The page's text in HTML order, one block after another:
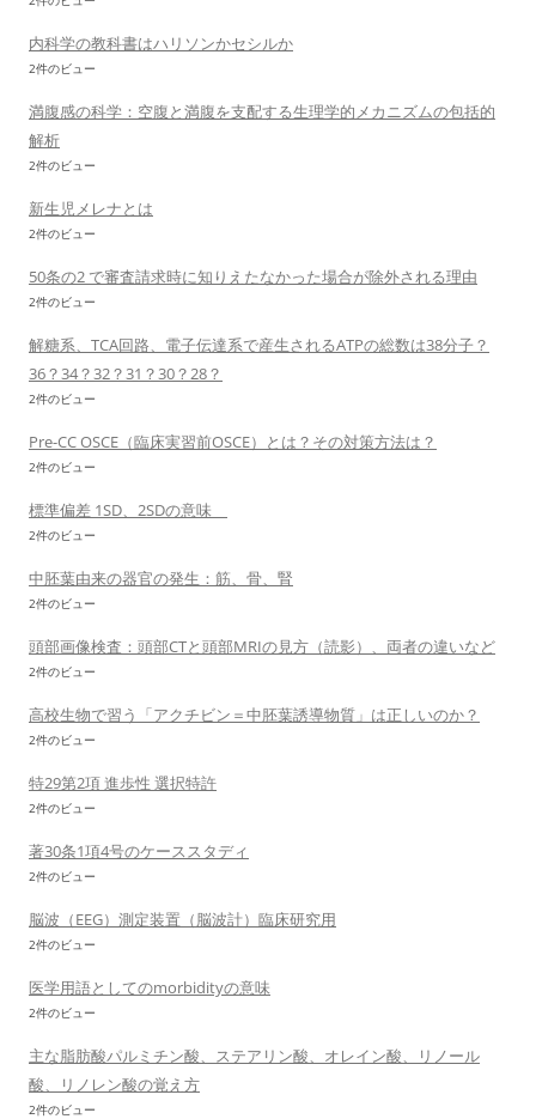
内科学の教科書はハリソンかセシルか
2件のビュー
満腹感の科学：空腹と満腹を支配する生理学的メカニズムの包括的
解析
2件のビュー
新生児メレナとは
2件のビュー
50条の2 で審査請求時に知りえたなかった場合が除外される理由
2件のビュー
解糖系、TCA回路、電子伝達系で産生されるATPの総数は38分子？
36？34？32？31？30？28？
2件のビュー
Pre-CC OSCE（臨床実習前OSCE）とは？その対策方法は？
2件のビュー
標準偏差 1SD、2SDの意味
2件のビュー
中胚葉由来の器官の発生：筋、骨、腎
2件のビュー
頭部画像検査：頭部CTと頭部MRIの見方（読影）、両者の違いなど
2件のビュー
高校生物で習う「アクチビン＝中胚葉誘導物質」は正しいのか？
2件のビュー
特29第2項 進歩性 選択特許
2件のビュー
著30条1項4号のケーススタディ
2件のビュー
脳波（EEG）測定装置（脳波計）臨床研究用
2件のビュー
医学用語としてのmorbidityの意味
2件のビュー
主な脂肪酸パルミチン酸、ステアリン酸、オレイン酸、リノール
酸、リノレン酸の覚え方
2件のビュー